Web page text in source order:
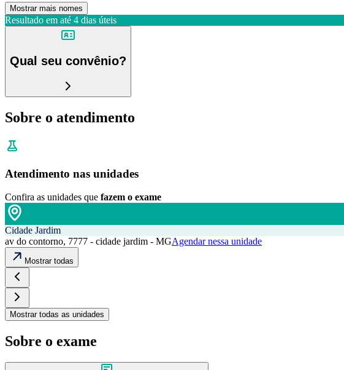
Mostrar mais nomes
Resultado em até 4 dias úteis
Qual seu convênio?
Sobre o atendimento
Atendimento nas unidades
Confira as unidades que fazem o exame
Cidade Jardim
av do contorno, 7777 - cidade jardim - MGAgendar nessa unidade
Mostrar todas
Mostrar todas as unidades
Sobre o exame